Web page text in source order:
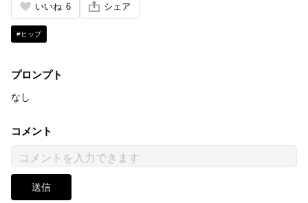
いいね 6 シェア
#ヒップ
プロンプト
なし
コメント
送信